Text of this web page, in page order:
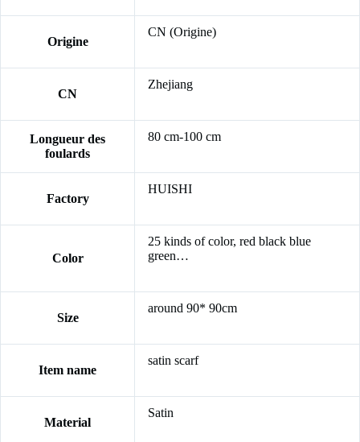
Origine
CN (Origine)
CN
Zhejiang
Longueur des
foulards
80 cm-100 cm
Factory
HUISHI
Color
25 kinds of color, red black blue
green…
Size
around 90* 90cm
Item name
satin scarf
Material
Satin